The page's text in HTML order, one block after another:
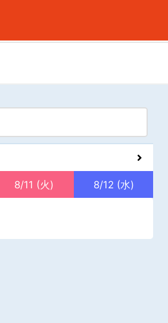
8/11 (火) 8/12 (水)